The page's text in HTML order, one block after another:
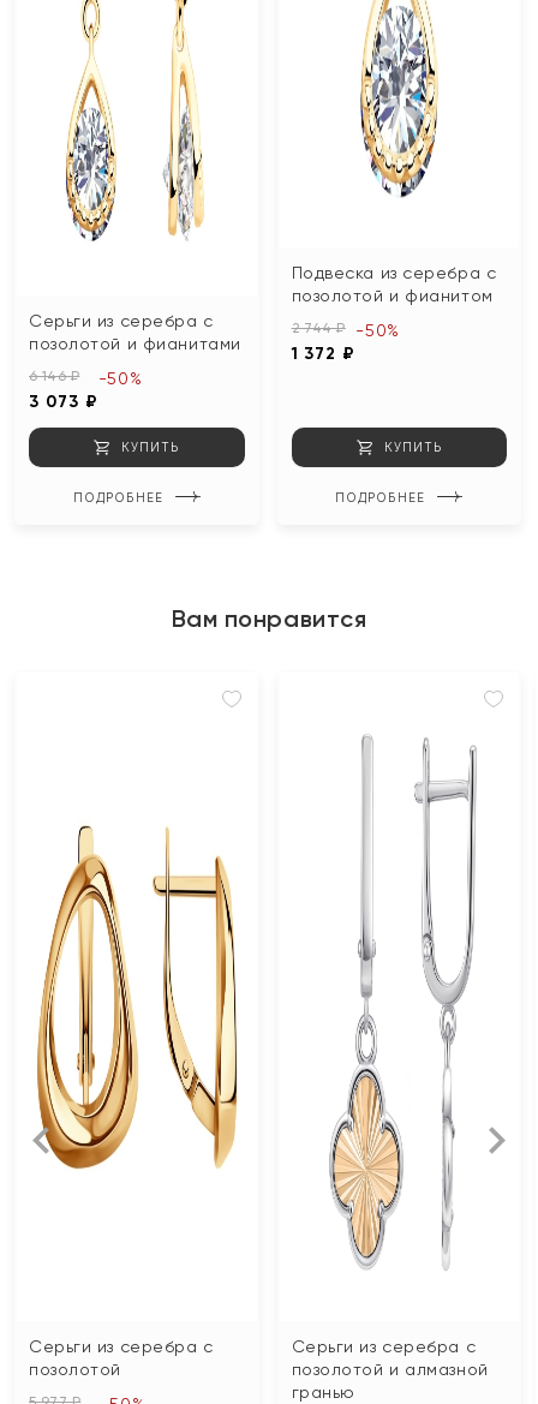
Серьги из серебра с
позолотой и фианитами
6 146 ₽
3 073 ₽
-50%
КУПИТЬ
ПОДРОБНЕЕ
Подвеска из серебра с
позолотой и фианитом
2 744 ₽
1 372 ₽
-50%
КУПИТЬ
ПОДРОБНЕЕ
Вам понравится
Серьги из серебра с
позолотой
Серьги из серебра с
позолотой и алмазной
гранью